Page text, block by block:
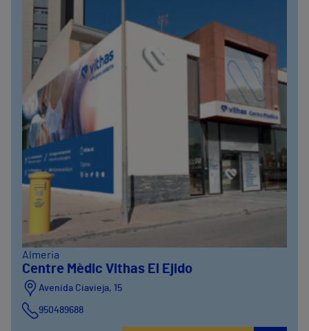
Almeria
Centre Mèdic Vithas El Ejido
Avenida Ciavieja, 15
950489688